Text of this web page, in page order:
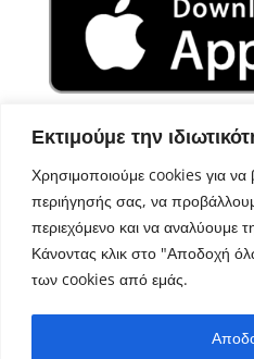
Εκτιμούμε την
Χρησιμοποιούμε cookies για να
περιήγησής σας, να
περιεχόμενο και να αναλύουμε
Κάνοντας κλικ στο "Αποδοχή
των cookies από εμάς.
© 2022